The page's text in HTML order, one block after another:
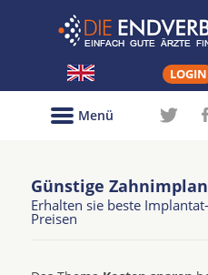
LOGIN
Menü
Günstige
Erhalten sie beste
Preisen